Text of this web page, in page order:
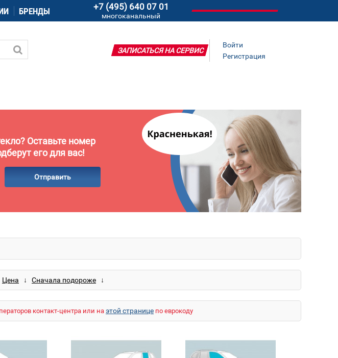
БРЕНДЫ +7 (495) 640 07 01
многоканальный
Войти
Регистрация
ЗАПИСАТЬСЯ НА СЕРВИС
Оставьте номер
его для вас!
Отправить
контакт-центра или на этой странице по еврокоду